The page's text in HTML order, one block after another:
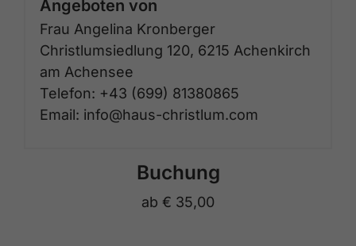
Angeboten von
Frau Angelina Kronberger
Christlumsiedlung 120, 6215 Achenkirch
am Achensee
Telefon: +43 (699) 81380865
Email: info@haus-christlum.com
Buchung
ab € 35,00